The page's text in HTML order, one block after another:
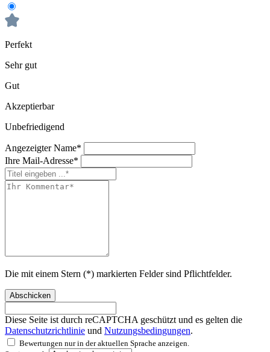
Perfekt
Sehr gut
Gut
Akzeptierbar
Unbefriedigend
Angezeigter Name*
Ihre Mail-Adresse*
Die mit einem Stern (*) markierten Felder sind Pflichtfelder.
Abschicken
Diese Seite ist durch reCAPTCHA geschützt und es gelten die
Datenschutzrichtlinie und Nutzungsbedingungen.
Bewertungen nur in der aktuellen Sprache anzeigen.